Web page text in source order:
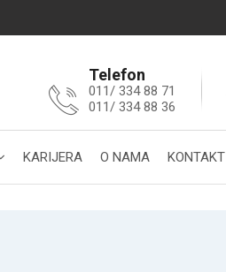
Telefon
011/ 334 88 71
011/ 334 88 36
KARIJERA O NAMA KONTAKT